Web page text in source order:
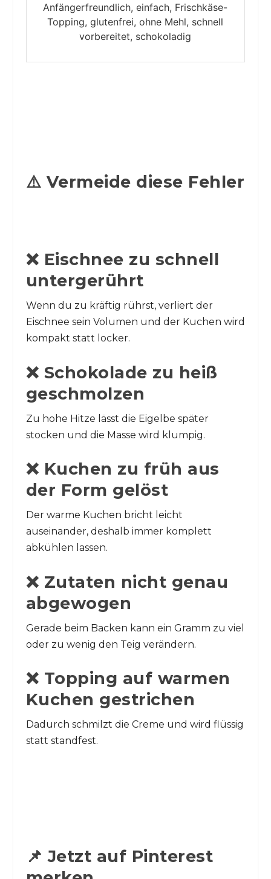
Anfängerfreundlich, einfach, Frischkäse-
Topping, glutenfrei, ohne Mehl, schnell
vorbereitet, schokoladig
⚠️ Vermeide diese Fehler
❌ Eischnee zu schnell
untergerührt
Wenn du zu kräftig rührst, verliert der
Eischnee sein Volumen und der Kuchen wird
kompakt statt locker.
❌ Schokolade zu heiß
geschmolzen
Zu hohe Hitze lässt die Eigelbe später
stocken und die Masse wird klumpig.
❌ Kuchen zu früh aus
der Form gelöst
Der warme Kuchen bricht leicht
auseinander, deshalb immer komplett
abkühlen lassen.
❌ Zutaten nicht genau
abgewogen
Gerade beim Backen kann ein Gramm zu viel
oder zu wenig den Teig verändern.
❌ Topping auf warmen
Kuchen gestrichen
Dadurch schmilzt die Creme und wird flüssig
statt standfest.
📌 Jetzt auf Pinterest